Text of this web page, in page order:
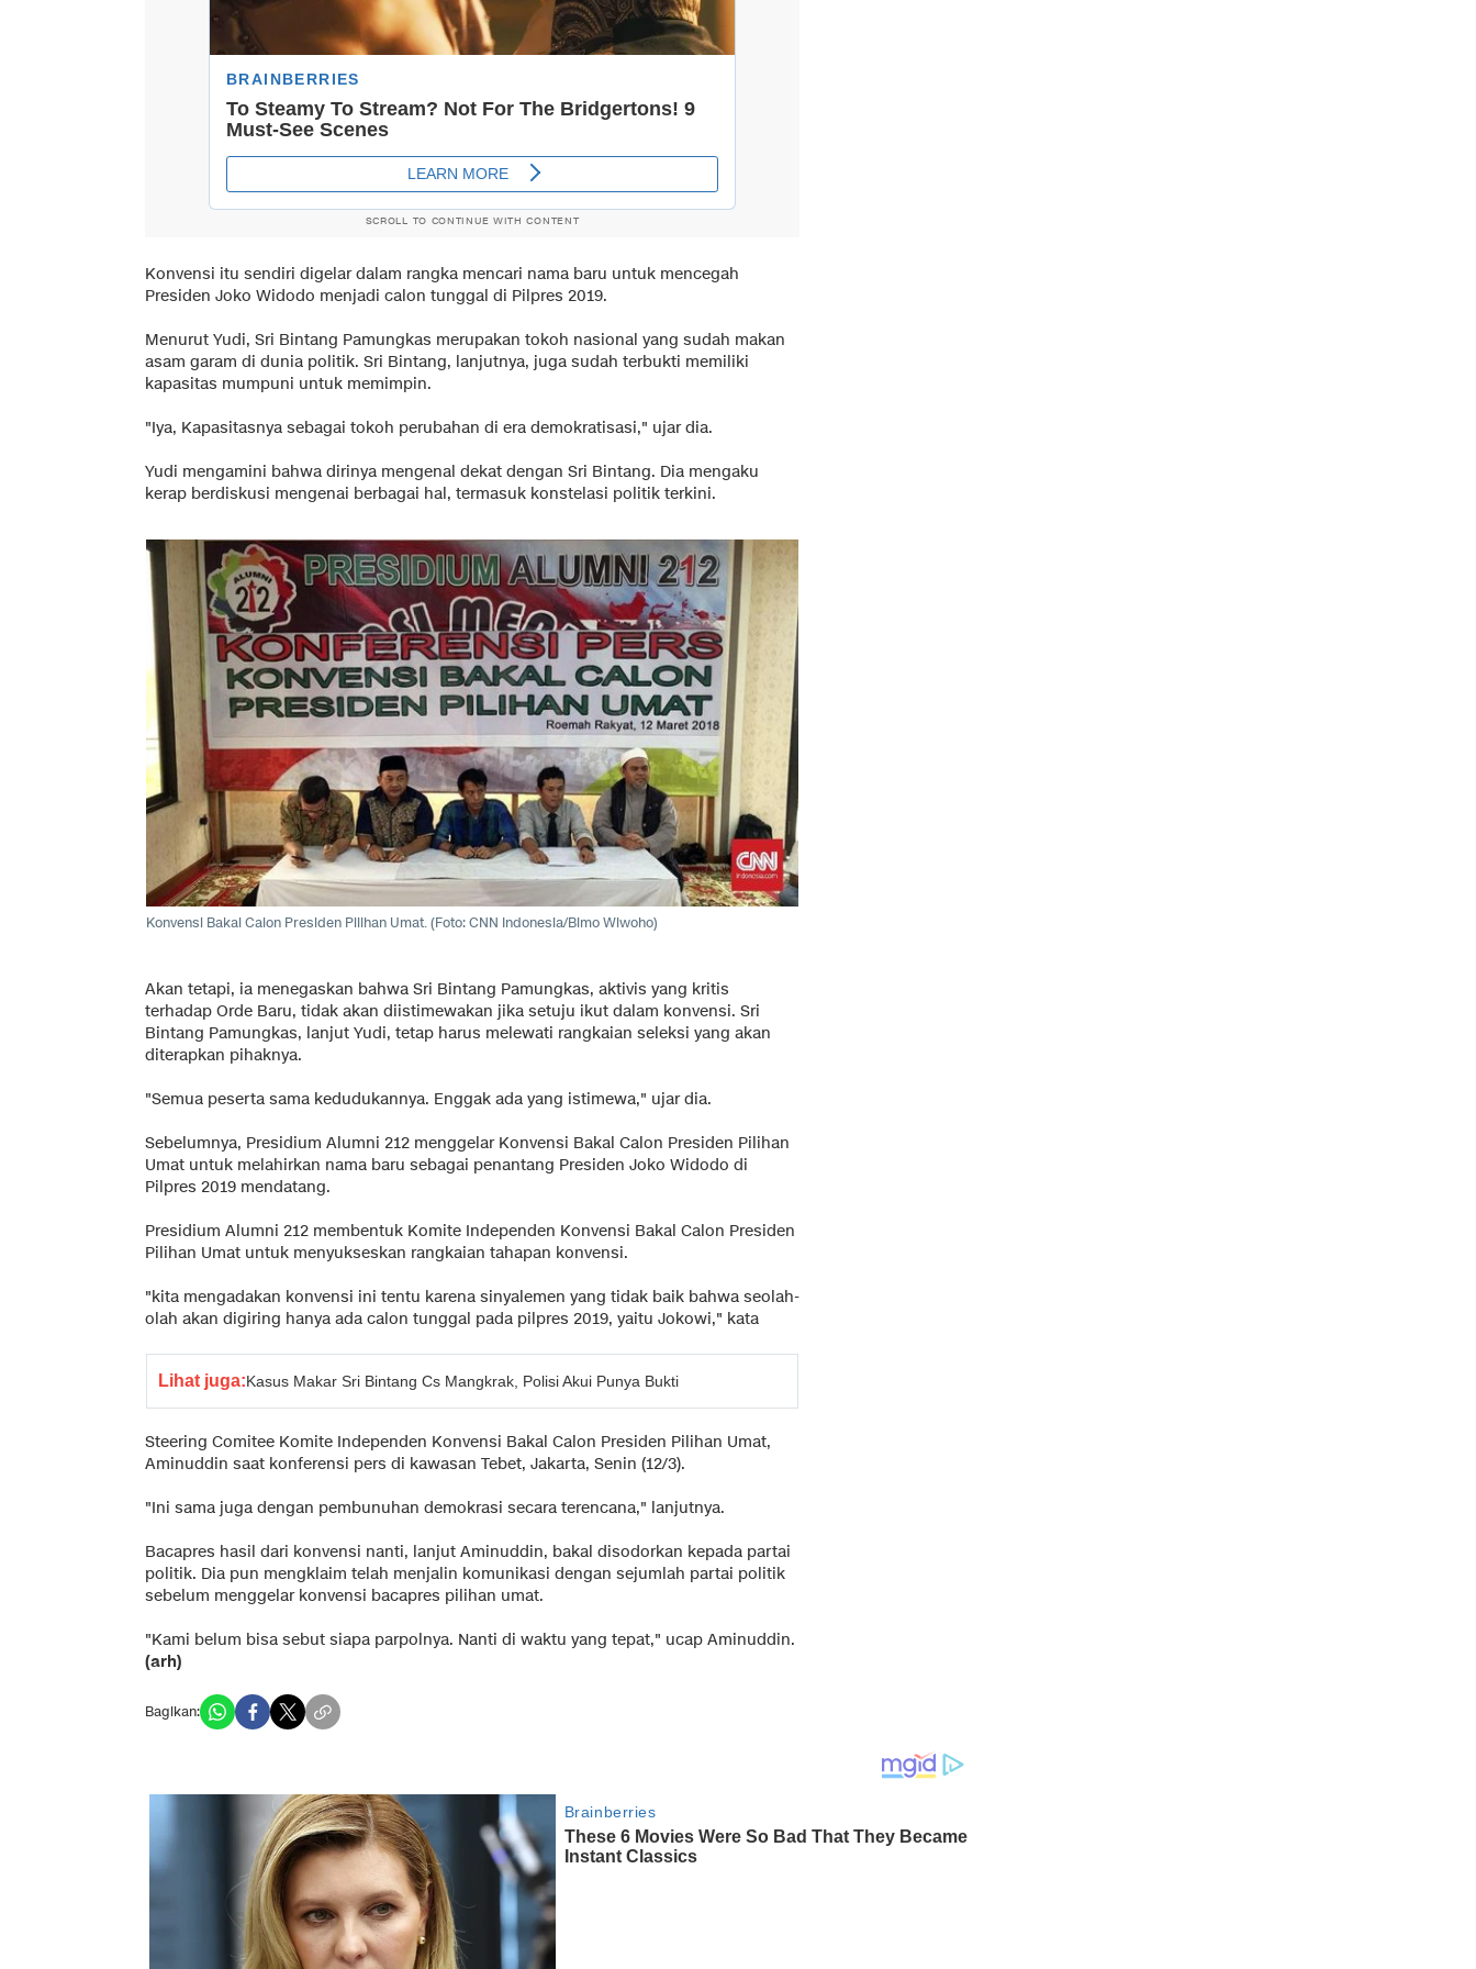
SCROLL TO CONTINUE WITH CONTENT
Konvensi itu sendiri digelar dalam rangka mencari nama baru untuk mencegah
Presiden Joko Widodo menjadi calon tunggal di Pilpres 2019.
Menurut Yudi, Sri Bintang Pamungkas merupakan tokoh nasional yang sudah makan
asam garam di dunia politik. Sri Bintang, lanjutnya, juga sudah terbukti memiliki
kapasitas mumpuni untuk memimpin.
"Iya, Kapasitasnya sebagai tokoh perubahan di era demokratisasi," ujar dia.
Yudi mengamini bahwa dirinya mengenal dekat dengan Sri Bintang. Dia mengaku
kerap berdiskusi mengenai berbagai hal, termasuk konstelasi politik terkini.
Konvensi Bakal Calon Presiden Pilihan Umat. (Foto: CNN Indonesia/Bimo Wiwoho)
Akan tetapi, ia menegaskan bahwa Sri Bintang Pamungkas, aktivis yang kritis
terhadap Orde Baru, tidak akan diistimewakan jika setuju ikut dalam konvensi. Sri
Bintang Pamungkas, lanjut Yudi, tetap harus melewati rangkaian seleksi yang akan
diterapkan pihaknya.
"Semua peserta sama kedudukannya. Enggak ada yang istimewa," ujar dia.
Sebelumnya, Presidium Alumni 212 menggelar Konvensi Bakal Calon Presiden Pilihan
Umat untuk melahirkan nama baru sebagai penantang Presiden Joko Widodo di
Pilpres 2019 mendatang.
Presidium Alumni 212 membentuk Komite Independen Konvensi Bakal Calon Presiden
Pilihan Umat untuk menyukseskan rangkaian tahapan konvensi.
"kita mengadakan konvensi ini tentu karena sinyalemen yang tidak baik bahwa seolah-
olah akan digiring hanya ada calon tunggal pada pilpres 2019, yaitu Jokowi," kata
Lihat juga:Kasus Makar Sri Bintang Cs Mangkrak, Polisi Akui Punya Bukti
Steering Comitee Komite Independen Konvensi Bakal Calon Presiden Pilihan Umat,
Aminuddin saat konferensi pers di kawasan Tebet, Jakarta, Senin (12/3).
"Ini sama juga dengan pembunuhan demokrasi secara terencana," lanjutnya.
Bacapres hasil dari konvensi nanti, lanjut Aminuddin, bakal disodorkan kepada partai
politik. Dia pun mengklaim telah menjalin komunikasi dengan sejumlah partai politik
sebelum menggelar konvensi bacapres pilihan umat.
"Kami belum bisa sebut siapa parpolnya. Nanti di waktu yang tepat," ucap Aminuddin.
(arh)
Bagikan: